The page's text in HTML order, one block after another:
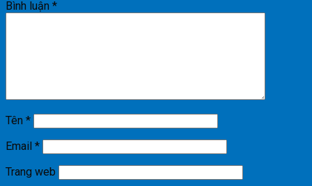
Bình luận *
Tên *
Email *
Trang web